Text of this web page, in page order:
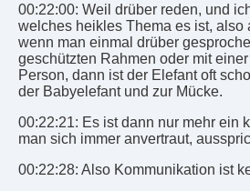
00:22:00: Weil drüber reden, und
welches heikles Thema es ist, also
wenn man einmal drüber
geschützten Rahmen oder mit
Person, dann ist der Elefant oft
der Babyelefant und zur Mücke.
00:22:21: Es ist dann nur mehr ein
man sich immer anvertraut,
00:22:28: Also Kommunikation ist